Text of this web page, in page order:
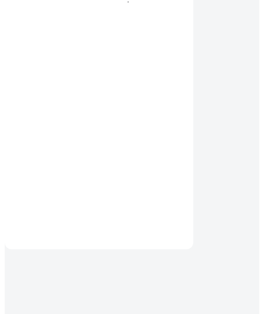
с условиями Политики конфиденциальности,